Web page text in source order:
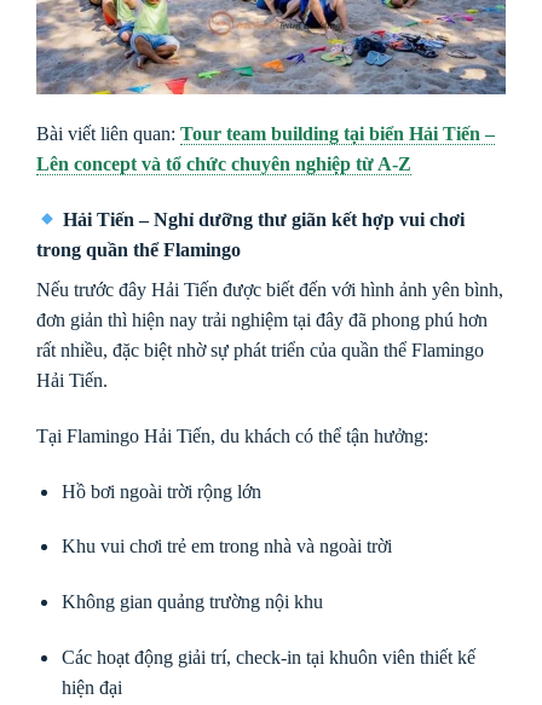
Bài viết liên quan: Tour team building tại biển Hải Tiến –
Lên concept và tổ chức chuyên nghiệp từ A-Z
Hải Tiến – Nghỉ dưỡng thư giãn kết hợp vui chơi
trong quần thể Flamingo
Nếu trước đây Hải Tiến được biết đến với hình ảnh yên bình,
đơn giản thì hiện nay trải nghiệm tại đây đã phong phú hơn
rất nhiều, đặc biệt nhờ sự phát triển của quần thể Flamingo
Hải Tiến.
Tại Flamingo Hải Tiến, du khách có thể tận hưởng:
Hồ bơi ngoài trời rộng lớn
Khu vui chơi trẻ em trong nhà và ngoài trời
Không gian quảng trường nội khu
Các hoạt động giải trí, check-in tại khuôn viên thiết kế
hiện đại